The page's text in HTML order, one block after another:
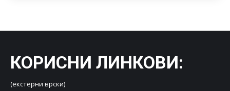
КОРИСНИ ЛИНКОВИ:
(екстерни врски)